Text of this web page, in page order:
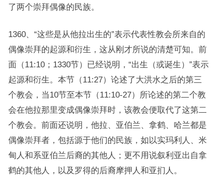
了两个崇拜偶像的民族。
1360、“这些是从他拉出生的”表示代表性教会所来自的
偶像崇拜的起源和衍生，这从刚才所说的清楚可知。前
面（11:10；1330节）已经说明，“出生（或诞生）”表示
起源和衍生。本节（11:27）论述了大洪水之后的第三
个教会，当10节至本节（11:10-27）所论述的第二个教
会在他拉那里变成偶像崇拜时，该教会便取代了这第二
个教会。前面还说明，他拉、亚伯兰、拿鹤、哈兰都是
偶像崇拜者，包括源于他们的民族，如以实玛利人、米
甸人和系亚伯兰后裔的其他人；更不用说叙利亚出自拿
鹤的其他人，以及罗得的后裔摩押人和亚扪人。